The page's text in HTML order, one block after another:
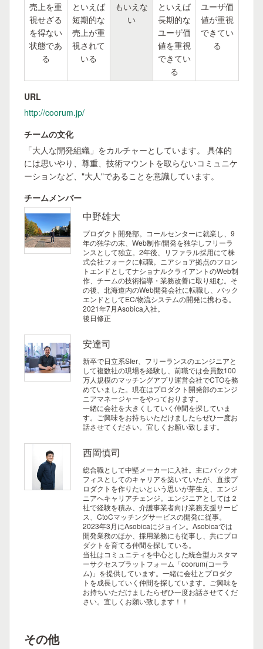
売上を重
視せざる
を得ない
状態であ
る
といえば
短期的な
売上が重
視されて
いる
もいえな
い
といえば
長期的な
ユーザ価
値を重視
できてい
る
ユーザ価
値が重視
できてい
る
URL
http://coorum.jp/
チームの文化
「大人な開発組織」をカルチャーとしています。 具体的
には思いやり、尊重、技術マウントを取らないコミュニケ
ーションなど、"大人"であることを意識しています。
チームメンバー
中野雄大
プロダクト開発部。コールセンターに就業し、9
年の独学の末、Web制作/開発を独学しフリーラ
ンスとして独立。2年後、リファラル採用にて株
式会社フォークに転職。ニアショア拠点のフロン
トエンドとしてナショナルクライアントのWeb制
作、チームの技術指導・業務改善に取り組む。そ
の後、北海道内のWeb開発会社に転職し、バック
エンドとしてEC/物流システムの開発に携わる。
2021年7月Asobica入社。
後日修正
安達司
新卒で日立系SIer、フリーランスのエンジニアと
して複数社の現場を経験し、前職では会員数100
万人規模のマッチングアプリ運営会社でCTOを務
めていました。現在はプロダクト開発部のエンジ
ニアマネージャーをやっております。
一緒に会社を大きくしていく仲間を探していま
す。ご興味をお持ちいただけましたらぜひ一度お
話させてください。宜しくお願い致します。
西岡慎司
総合職として中堅メーカーに入社。主にバックオ
フィスとしてのキャリアを築いていたが、直接プ
ロダクトを作りたいという思いが芽生え、エンジ
ニアへキャリアチェンジ。エンジニアとしては２
社で経験を積み、介護事業者向け業務支援サービ
ス、CtoCマッチングサービスの開発に従事。
2023年3月にAsobicaにジョイン。Asobicaでは
開発業務のほか、採用業務にも従事し、共にプロ
ダクトを育てる仲間を探している。
当社はコミュニティを中心とした統合型カスタマ
ーサクセスプラットフォーム「coorum(コーラ
ム)」を提供しています。一緒に会社とプロダク
トを成長していく仲間を探しています。ご興味を
お持ちいただけましたらぜひ一度お話させてくだ
さい。宜しくお願い致します！！
その他